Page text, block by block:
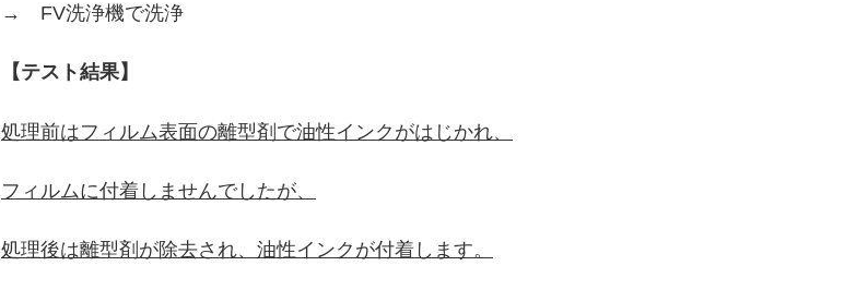
→ FV洗浄機で洗浄
【テスト結果】
処理前はフィルム表面の離型剤で油性インクがはじかれ、
フィルムに付着しませんでしたが、
処理後は離型剤が除去され、油性インクが付着します。